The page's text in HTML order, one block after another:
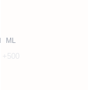
ML
+500